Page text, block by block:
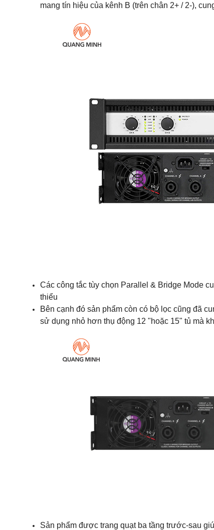
mang tín hiệu của kênh B (trên chân 2+ / 2-),
Các công tắc tùy chọn Parallel & Bridge Mode
thiểu
Bên cạnh đó sản phẩm còn có bộ lọc cũng đã
sử dụng nhỏ hơn thụ động 12 "hoặc 15" tủ mà
Sản phẩm được trang quạt ba tầng trước-sau